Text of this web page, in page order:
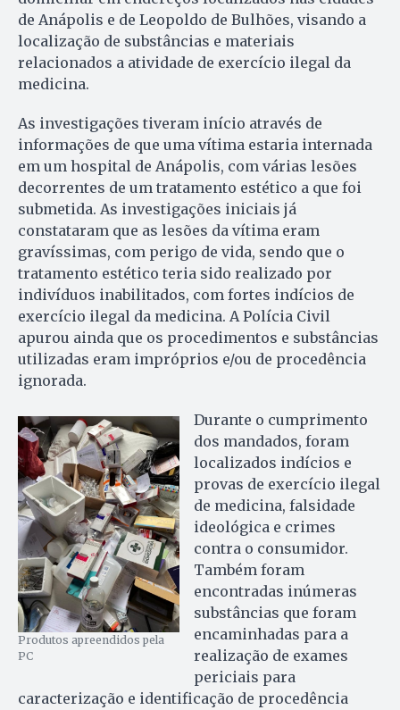
de Anápolis e de Leopoldo de Bulhões, visando a
localização de substâncias e materiais
relacionados a atividade de exercício ilegal da
medicina.
As investigações tiveram início através de
informações de que uma vítima estaria internada
em um hospital de Anápolis, com várias lesões
decorrentes de um tratamento estético a que foi
submetida. As investigações iniciais já
constataram que as lesões da vítima eram
gravíssimas, com perigo de vida, sendo que o
tratamento estético teria sido realizado por
indivíduos inabilitados, com fortes indícios de
exercício ilegal da medicina. A Polícia Civil
apurou ainda que os procedimentos e substâncias
utilizadas eram impróprios e/ou de procedência
ignorada.
Produtos apreendidos pela
PC
Durante o cumprimento
dos mandados, foram
localizados indícios e
provas de exercício ilegal
de medicina, falsidade
ideológica e crimes
contra o consumidor.
Também foram
encontradas inúmeras
substâncias que foram
encaminhadas para a
realização de exames
periciais para
caracterização e identificação de procedência